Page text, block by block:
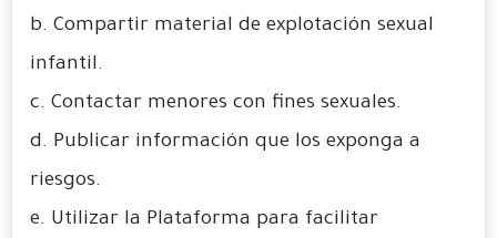
b. Compartir material de explotación sexual
infantil.
c. Contactar menores con fines sexuales.
d. Publicar información que los exponga a
riesgos.
e. Utilizar la Plataforma para facilitar